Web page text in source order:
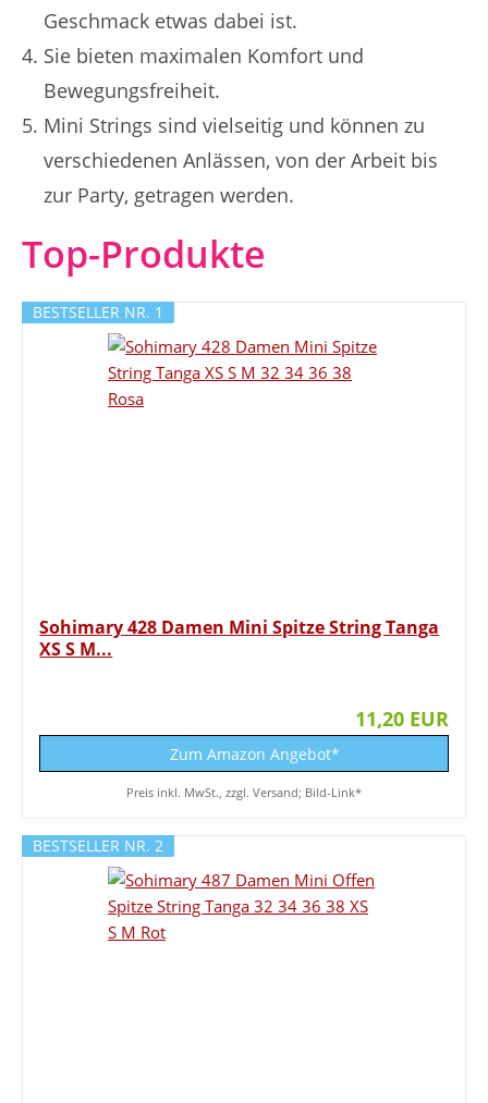
Geschmack etwas dabei ist.
Sie bieten maximalen Komfort und
Bewegungsfreiheit.
Mini Strings sind vielseitig und können zu
verschiedenen Anlässen, von der Arbeit bis
zur Party, getragen werden.
Top-Produkte
BESTSELLER NR. 1
Sohimary 428 Damen Mini Spitze String Tanga
XS S M...
11,20 EUR
Zum Amazon Angebot*
Preis inkl. MwSt., zzgl. Versand; Bild-Link*
BESTSELLER NR. 2